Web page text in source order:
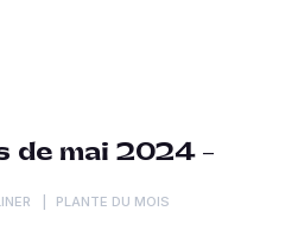
de mai 2024 –
PLANTE DU MOIS